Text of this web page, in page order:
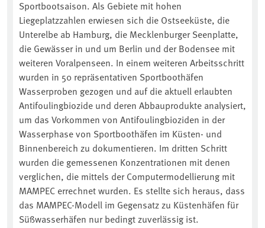
Sportbootsaison. Als Gebiete mit hohen
Liegeplatzzahlen erwiesen sich die Ostseeküste, die
Unterelbe ab Hamburg, die Mecklenburger Seenplatte,
die Gewässer in und um Berlin und der Bodensee mit
weiteren Voralpenseen. In einem weiteren Arbeitsschritt
wurden in 50 repräsentativen Sportboothäfen
Wasserproben gezogen und auf die aktuell erlaubten
Antifoulingbiozide und deren Abbauprodukte analysiert,
um das Vorkommen von Antifoulingbioziden in der
Wasserphase von Sportboothäfen im Küsten- und
Binnenbereich zu dokumentieren. Im dritten Schritt
wurden die gemessenen Konzentrationen mit denen
verglichen, die mittels der Computermodellierung mit
MAMPEC errechnet wurden. Es stellte sich heraus, dass
das MAMPEC-Modell im Gegensatz zu Küstenhäfen für
Süßwasserhäfen nur bedingt zuverlässig ist.